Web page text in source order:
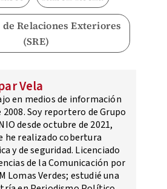
Relaciones Exteriores
(SRE)
Vela
en medios de información
2008. Soy reportero de Grupo
desde octubre de 2021,
he realizado cobertura
y de seguridad. Licenciado
de la Comunicación por
Lomas Verdes; estudié una